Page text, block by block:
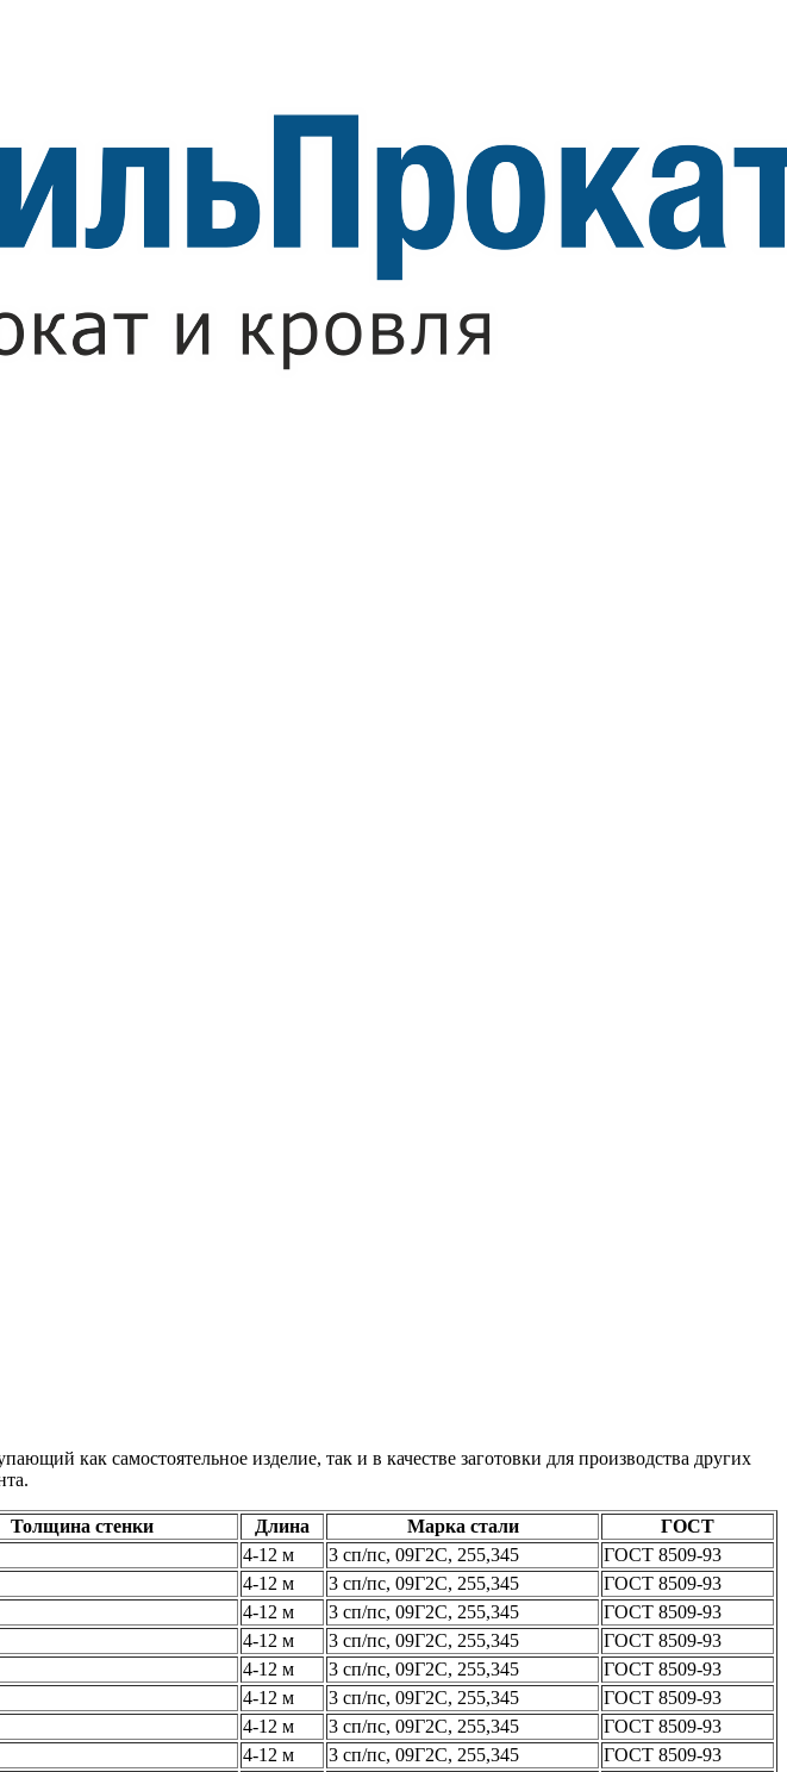
как самостоятельное изделие, так и в качестве заготовки для производства других
Толщина стенки Длина Марка стали
ГОСТ
4-12 м 3 сп/пс, 09Г2С, 255,345
ГОСТ 8509-93
4-12 м 3 сп/пс, 09Г2С, 255,345
ГОСТ 8509-93
4-12 м 3 сп/пс, 09Г2С, 255,345
ГОСТ 8509-93
4-12 м 3 сп/пс, 09Г2С, 255,345
ГОСТ 8509-93
4-12 м 3 сп/пс, 09Г2С, 255,345
ГОСТ 8509-93
4-12 м 3 сп/пс, 09Г2С, 255,345
ГОСТ 8509-93
4-12 м 3 сп/пс, 09Г2С, 255,345
ГОСТ 8509-93
4-12 м 3 сп/пс, 09Г2С, 255,345
ГОСТ 8509-93